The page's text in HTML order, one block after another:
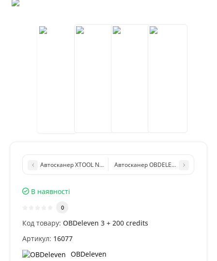
Автосканер XTOOL NEXT N9EV 2 (10", 4/128Gb, DoIP, CAN FD,
Автосканер OBDELEVEN 3 PRO
В наявності
0
Код товару: OBDeleven 3 + 200 credits
Артикул: 16077
OBDeleven